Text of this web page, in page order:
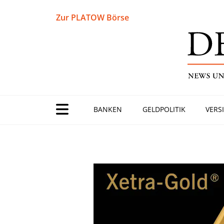
Zur PLATOW Börse
BANKEN GELDPOLITIK